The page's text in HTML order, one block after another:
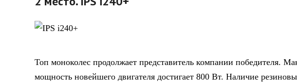
Топ моноколес продолжает представитель компании победителя.
мощность новейшего двигателя достигает 800 Вт. Наличие